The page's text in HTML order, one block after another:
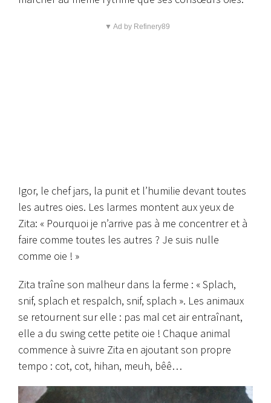
▼ Ad by Refinery89
Igor, le chef jars, la punit et l’humilie devant toutes
les autres oies. Les larmes montent aux yeux de
Zita: « Pourquoi je n’arrive pas à me concentrer et à
faire comme toutes les autres ? Je suis nulle
comme oie ! »
Zita traîne son malheur dans la ferme : « Splach,
snif, splach et respalch, snif, splach ». Les animaux
se retournent sur elle : pas mal cet air entraînant,
elle a du swing cette petite oie ! Chaque animal
commence à suivre Zita en ajoutant son propre
tempo : cot, cot, hihan, meuh, bêê…